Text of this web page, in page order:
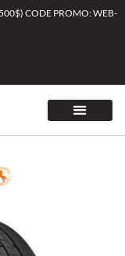
CODE PROMO: WEB-